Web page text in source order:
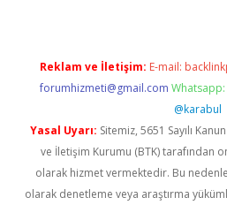
Reklam ve İletişim: E-mail:
forumhizmeti@gmail.com
@karabul
Yasal Uyarı: Sitemiz, 5651 Sayılı
ve İletişim Kurumu (BTK) tarafından
olarak hizmet vermektedir. Bu
olarak denetleme veya araştırma